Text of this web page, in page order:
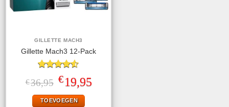
GILLETTE MACH3
Gillette Mach3 12-Pack
Gewaardeerd
4.50uit 5
€36,95 Oorspronkelijke
prijs
was:
€36,95.
€19,95Huidige
prijs
TOEVOEGEN